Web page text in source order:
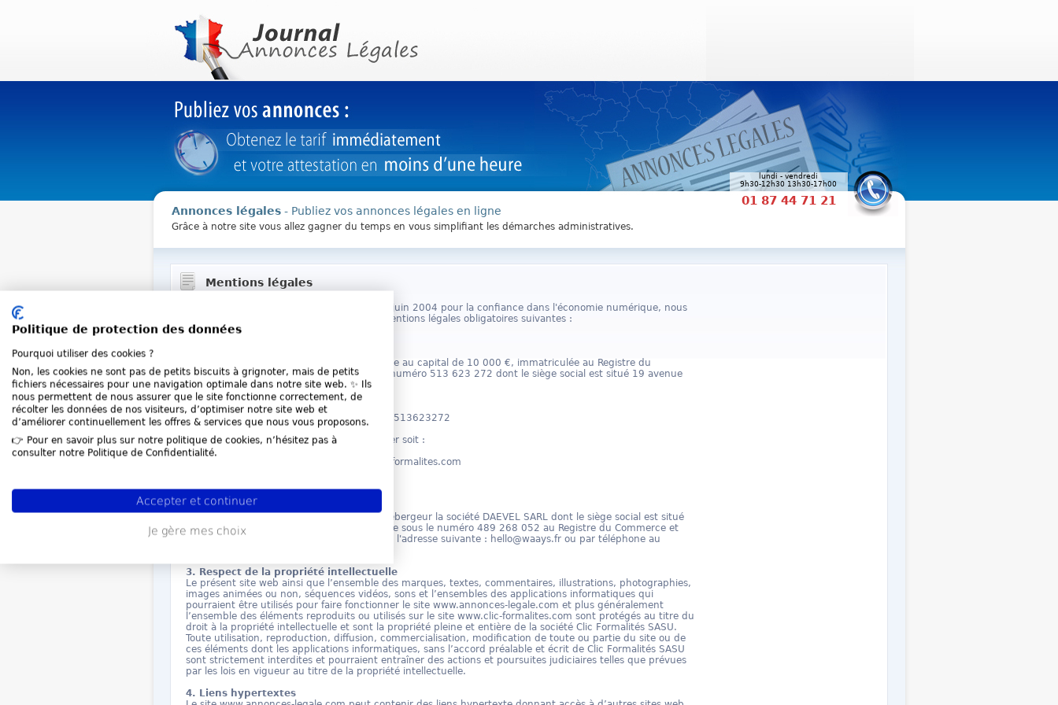
lundi - vendredi
9h30-12h30 13h30-17h00
01 87 44 71 21
Annonces légales- Publiez vos annonces légales en ligne
Grâce à notre site vous allez gagner du temps en vous simplifiant les démarches administratives.
Mentions légales
Conformément à la Loi n° 2004-575 du 21 juin 2004 pour la confiance dans l'économie numérique, nous
mettons à disposition des utilisateurs les mentions légales obligatoires suivantes :
Clic Formalités, Société par actions simplifiée au capital de 10 000 €, immatriculée au Registre du
Commerce et des Sociétés de Paris sous le numéro 513 623 272 dont le siège social est situé 19 avenue
de Messine, 75008 Paris.
Numéro SIRET : 513 623 272 00061
Numéro de TVA intracommunautaire : FR93513623272
Pour toute demande, veuillez nous contacter soit :
par messagerie électronique: contact@clic-formalites.com
2. Hébergeur
Le site www.annonces-legale.com a pour hébergeur la société DAEVEL SARL dont le siège social est situé
13 rue Emile Zola 69002 LYON, immatriculée sous le numéro 489 268 052 au Registre du Commerce et
des Sociétés de Lyon et joignable par mail à l'adresse suivante : hello@waays.fr ou par téléphone au
3. Respect de la propriété intellectuelle
Le présent site web ainsi que l’ensemble des marques, textes, commentaires, illustrations, photographies,
images animées ou non, séquences vidéos, sons et l’ensembles des applications informatiques qui
pourraient être utilisés pour faire fonctionner le site www.annonces-legale.com et plus généralement
l’ensemble des éléments reproduits ou utilisés sur le site www.clic-formalites.com sont protégés au titre du
droit à la propriété intellectuelle et sont la propriété pleine et entière de la société Clic Formalités SASU.
Toute utilisation, reproduction, diffusion, commercialisation, modification de toute ou partie du site ou de
ces éléments dont les applications informatiques, sans l’accord préalable et écrit de Clic Formalités SASU
sont strictement interdites et pourraient entraîner des actions et poursuites judiciaires telles que prévues
par les lois en vigueur au titre de la propriété intellectuelle.
4. Liens hypertextes
Politique de protection des données
Pourquoi utiliser des cookies ?
Non, les cookies ne sont pas de petits biscuits à grignoter, mais de petits
fichiers nécessaires pour une navigation optimale dans notre site web. ✨ Ils
nous permettent de nous assurer que le site fonctionne correctement, de
récolter les données de nos visiteurs, d’optimiser notre site web et
d’améliorer continuellement les offres & services que nous vous proposons.
👉 Pour en savoir plus sur notre politique de cookies, n’hésitez pas à
consulter notre Politique de Confidentialité.
Accepter et continuer
Je gère mes choix